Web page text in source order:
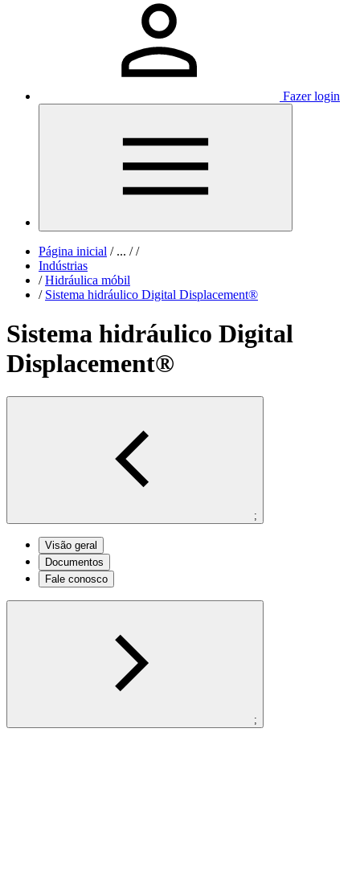
Fazer login
Página inicial /... / /
Indústrias
/ Hidráulica móbil
/ Sistema hidráulico Digital Displacement®
Sistema hidráulico Digital
Displacement®
;
Visão geral
Documentos
Fale conosco
;